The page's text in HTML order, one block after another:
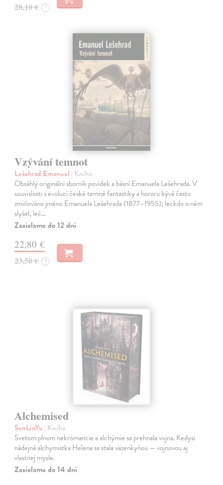
28,10 € ?
Vzývání temnot
Lešehrad Emanuel | Kniha
Obsáhlý originální sborník povídek a básní Emanuela Lešehrada. V
souvislosti s evolucí české temné fantastiky a hororu bývá často
zmiňováno jméno Emanuela Lešehrada (1877–1955); leckdo o něm
slyšel, leč…
Zasielame do 12 dní
22,80 €
23,50 € ?
Alchemised
SenLinYu | Kniha
Svetom plnom nekromancie a alchýmie sa prehnala vojna. Kedysi
nádejná alchymistka Helena sa stala väzenkyňou — vojnovou aj
vlastnej mysle.
Zasielame do 14 dní